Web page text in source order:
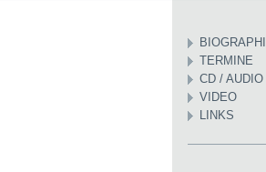
TERMINE
CD / AUDIO
VIDEO
LINKS